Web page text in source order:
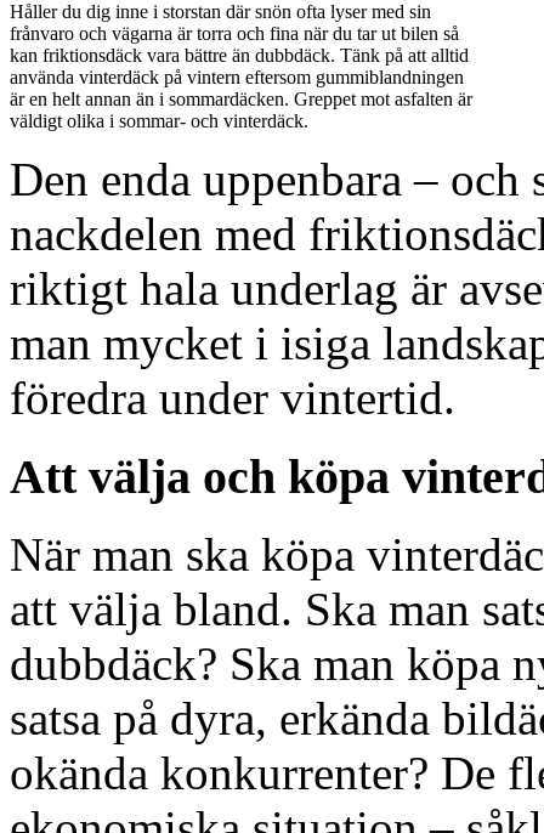
Håller du dig inne i storstan där snön ofta lyser med sin
frånvaro och vägarna är torra och fina när du tar ut bilen så
kan friktionsdäck vara bättre än dubbdäck. Tänk på att alltid
använda vinterdäck på vintern eftersom gummiblandningen
är en helt annan än i sommardäcken. Greppet mot asfalten är
väldigt olika i sommar- och vinterdäck.
Den enda uppenbara –
nackdelen med
riktigt hala underlag är
man mycket i isiga
föredra under vintertid.
Att välja och köpa
När man ska köpa
att välja bland. Ska man
dubbdäck? Ska man köpa
satsa på dyra, erkända
okända konkurrenter? De